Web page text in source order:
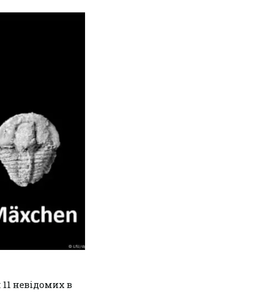
невідомих в